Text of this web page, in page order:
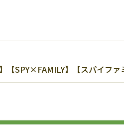
【SPY×FAMILY】【スパイファ